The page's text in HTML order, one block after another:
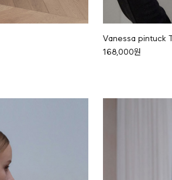
Vanessa pintuck
168,000원